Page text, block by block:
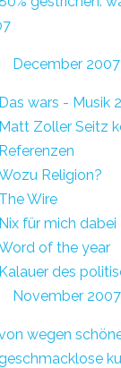
December 2007
Das wars - Musik
Matt Zoller Seitz
Referenzen
Religion?
The Wire
Nix für mich dabei
of the year
Kalauer des
November 2007
wegen